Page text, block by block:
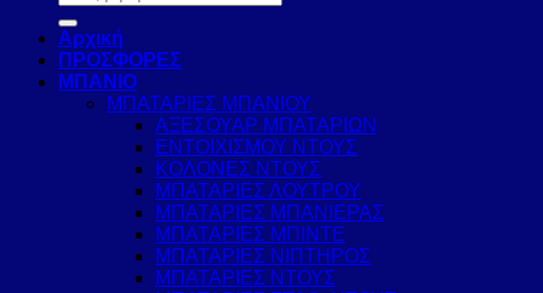
για:
Αρχική
ΠΡΟΣΦΟΡΕΣ
ΜΠΑΝΙΟ
ΜΠΑΤΑΡΙΕΣ ΜΠΑΝΙΟΥ
ΑΞΕΣΟΥΑΡ ΜΠΑΤΑΡΙΩΝ
ΕΝΤΟΙΧΙΣΜΟΥ ΝΤΟΥΣ
ΚΟΛΟΝΕΣ ΝΤΟΥΣ
ΜΠΑΤΑΡΙΕΣ ΛΟΥΤΡΟΥ
ΜΠΑΤΑΡΙΕΣ ΜΠΑΝΙΕΡΑΣ
ΜΠΑΤΑΡΙΕΣ ΜΠΙΝΤΕ
ΜΠΑΤΑΡΙΕΣ ΝΙΠΤΗΡΟΣ
ΜΠΑΤΑΡΙΕΣ ΝΤΟΥΣ